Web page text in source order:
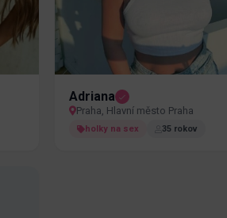
Adriana
Praha, Hlavní město Praha
holky na sex 35 rokov